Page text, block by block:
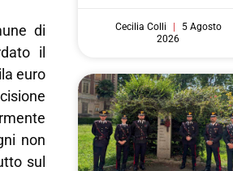
di
il
euro
non
sul
Cecilia Colli
5 Agosto
2026